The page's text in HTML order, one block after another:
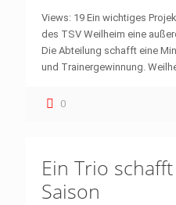
Views: 19 Ein wichtiges
des TSV Weilheim eine
Die Abteilung schafft eine
und Trainergewinnung.
0
Ein Trio
Saison